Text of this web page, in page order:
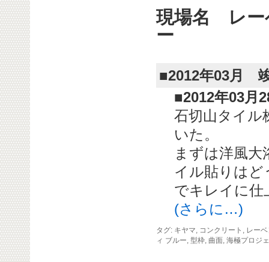
現場名 レー
ー
■2012年03月
■2012年03月
石切山タイル
いた。
まずは洋風大
イル貼りは
でキレイに仕
(さらに…)
タグ: キヤマ, コンクリート , レー
ィ ブルー, 型枠, 曲面, 海極プロジ